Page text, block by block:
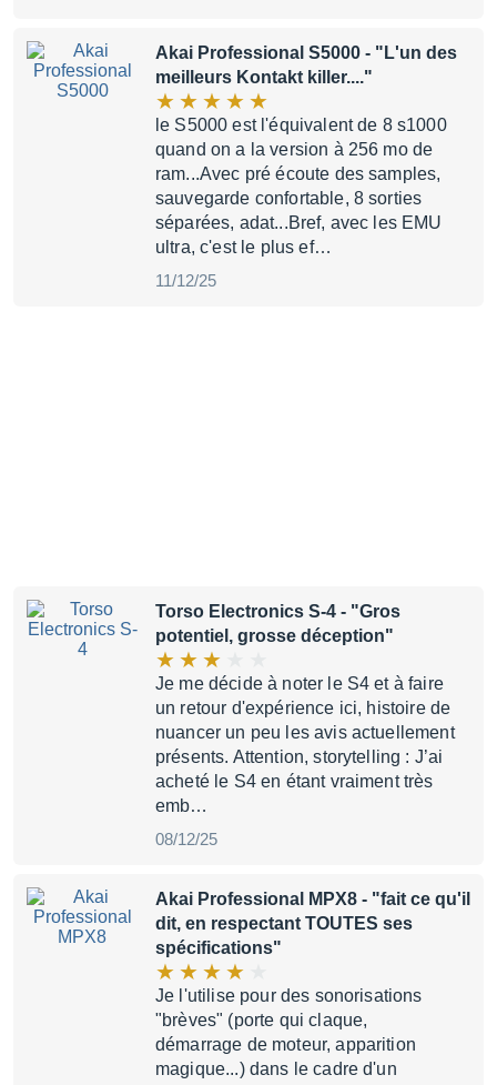
Akai Professional S5000 - "L'un des
meilleurs Kontakt killer...."
le S5000 est l'équivalent de 8 s1000
quand on a la version à 256 mo de
ram...Avec pré écoute des samples,
sauvegarde confortable, 8 sorties
séparées, adat...Bref, avec les EMU
ultra, c'est le plus ef…
11/12/25
Torso Electronics S-4 - "Gros
potentiel, grosse déception"
Je me décide à noter le S4 et à faire
un retour d'expérience ici, histoire de
nuancer un peu les avis actuellement
présents. Attention, storytelling : J’ai
acheté le S4 en étant vraiment très
emb…
08/12/25
Akai Professional MPX8 - "fait ce qu'il
dit, en respectant TOUTES ses
spécifications"
Je l'utilise pour des sonorisations
"brèves" (porte qui claque,
démarrage de moteur, apparition
magique...) dans le cadre d'un